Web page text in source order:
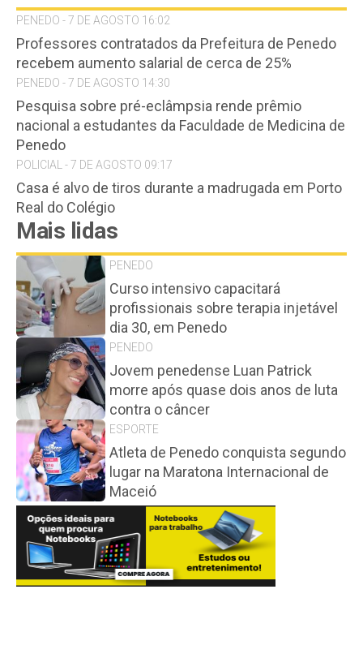
PENEDO - 7 DE AGOSTO 16:02
Professores contratados da Prefeitura de Penedo
recebem aumento salarial de cerca de 25%
PENEDO - 7 DE AGOSTO 14:30
Pesquisa sobre pré-eclâmpsia rende prêmio
nacional a estudantes da Faculdade de Medicina de
Penedo
POLICIAL - 7 DE AGOSTO 09:17
Casa é alvo de tiros durante a madrugada em Porto
Real do Colégio
Mais lidas
PENEDO
Curso intensivo capacitará
profissionais sobre terapia injetável
dia 30, em Penedo
PENEDO
Jovem penedense Luan Patrick
morre após quase dois anos de luta
contra o câncer
ESPORTE
Atleta de Penedo conquista segundo
lugar na Maratona Internacional de
Maceió